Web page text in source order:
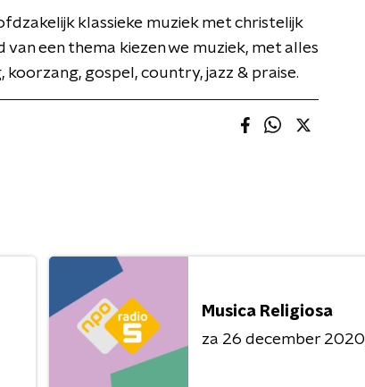
klassieke muziek met christelijk
van een thema kiezen we muziek, met alles
gospel, country, jazz & praise.
Musica Religiosa
za 26 december 2020